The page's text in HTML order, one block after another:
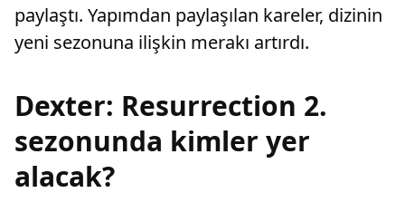
paylaştı. Yapımdan paylaşılan kareler, dizinin
yeni sezonuna ilişkin merakı artırdı.
Dexter: Resurrection 2.
sezonunda kimler yer
alacak?